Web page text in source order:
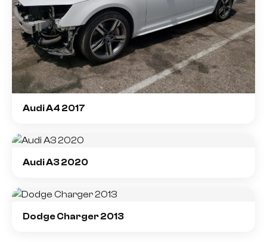
Audi A4 2017
Audi A3 2020
Dodge Charger 2013